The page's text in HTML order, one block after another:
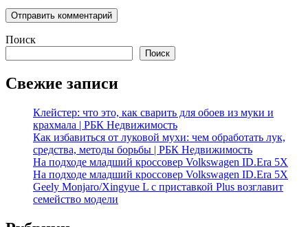
Поиск
Поиск
Свежие записи
Клейстер: что это, как сварить для обоев из муки и
крахмала | РБК Недвижимость
Как избавиться от луковой мухи: чем обработать лук,
средства, методы борьбы | РБК Недвижимость
На подходе младший кроссовер Volkswagen ID.Era 5X
На подходе младший кроссовер Volkswagen ID.Era 5X
Geely Monjaro/Xingyue L с приставкой Plus возглавит
семейство модели